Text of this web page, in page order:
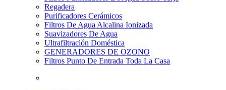
Regadera
Purificadores Cerámicos
Filtros De Agua Alcalina Ionizada
Suavizadores De Agua
Ultrafiltración Doméstica
GENERADORES DE OZONO
Filtros Punto De Entrada Toda La Casa